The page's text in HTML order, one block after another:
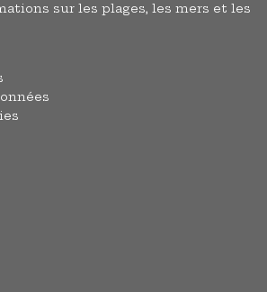
sur les plages, les mers et les